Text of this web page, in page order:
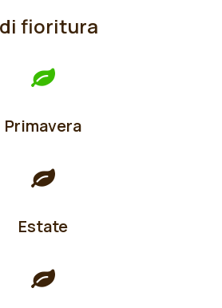
fioritura
Primavera
Estate